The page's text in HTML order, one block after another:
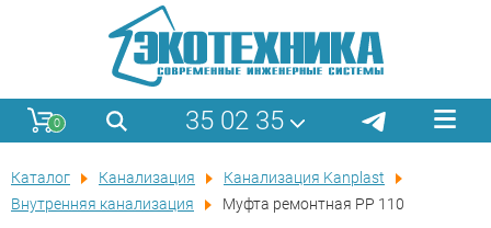
0 35 02 35
Каталог Канализация
Канализация Kanplast
Внутренняя канализация
Муфта ремонтная PP 110